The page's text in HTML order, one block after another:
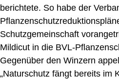
berichtete. So habe der
Schutzgemeinschaft
Mildicut in die BVL-
Gegenüber den Winzern
„Naturschutz fängt bereits im